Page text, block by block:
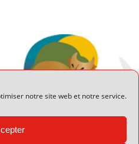
notre site web et notre service.